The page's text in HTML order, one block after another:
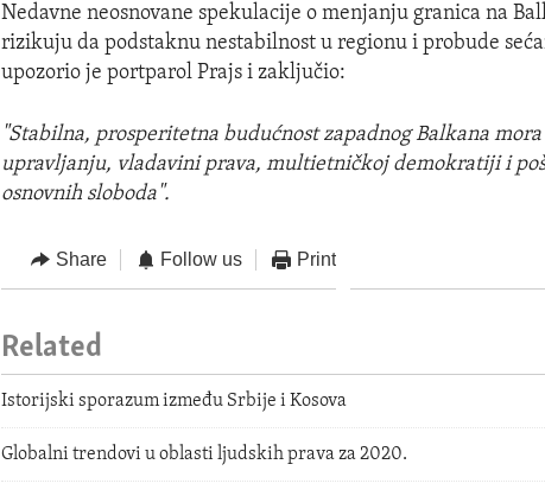
Nedavne neosnovane spekulacije o menjanju granica na
rizikuju da podstaknu nestabilnost u regionu i probude
upozorio je portparol Prajs i zaključio:
"Stabilna, prosperitetna budućnost zapadnog Balkana
upravljanju, vladavini prava, multietničkoj demokratiji i
osnovnih sloboda".
Share Follow us Print
Related
Istorijski sporazum između Srbije i Kosova
Globalni trendovi u oblasti ljudskih prava za 2020.